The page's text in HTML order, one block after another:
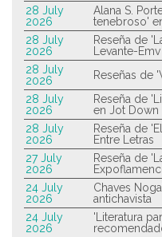
28 July
2026
Alana S.
tenebroso'
28 July
2026
Reseña de
Levante-Emv
28 July
2026
Reseñas de
28 July
2026
Reseña de
en Jot Down
28 July
2026
Reseña de
Entre Letras
27 July
2026
Reseña de
24 July
2026
Chaves
antichavista
24 July
2026
'Literatura